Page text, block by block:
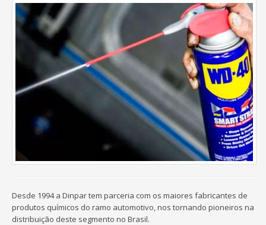
Desde 1994 a Dinpar tem parceria com os maiores fabricantes de
produtos químicos do ramo automotivo, nos tornando pioneiros na
distribuição deste segmento no Brasil.